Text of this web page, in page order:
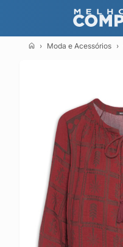
Moda e Acessórios